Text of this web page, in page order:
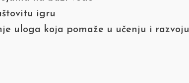
igru
uloga koja pomaže u učenju i razvoju